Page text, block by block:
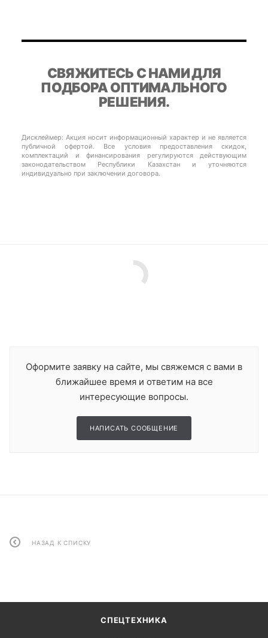
СВЯЖИТЕСЬ С НАМИ ДЛЯ
ПОДБОРА ОПТИМАЛЬНОГО
РЕШЕНИЯ.
Дисклеймер: Акция носит информационный характер и не является
публичной офертой. Все условия предоставления скидок,
комплектаций и финансирования регулируются действующим
законодательством Республики Казахстан и уточняются
индивидуально при заключении договора.
Оформите заявку на сайте, мы свяжемся с вами в
ближайшее время и ответим на все
интересующие вопросы.
НАПИСАТЬ СООБЩЕНИЕ
НАЗАД К СПИСКУ
СПЕЦТЕХНИКА